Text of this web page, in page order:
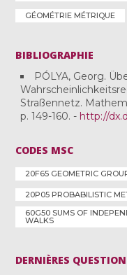
GÉOMÉTRIE MÉTRIQUE
BIBLIOGRAPHIE
PÓLYA, Georg.
Straßennetz.
p. 149-160. - http://
CODES MSC
20F65 GEOMETRIC
20P05 PROBABILISTIC
60G50 SUMS OF
WALKS
DERNIÈRES